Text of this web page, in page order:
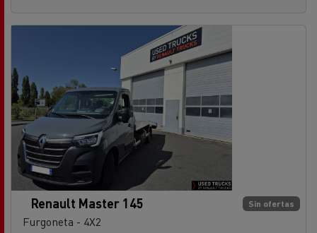
Sin ofertas
Renault Master 145
Furgoneta - 4X2